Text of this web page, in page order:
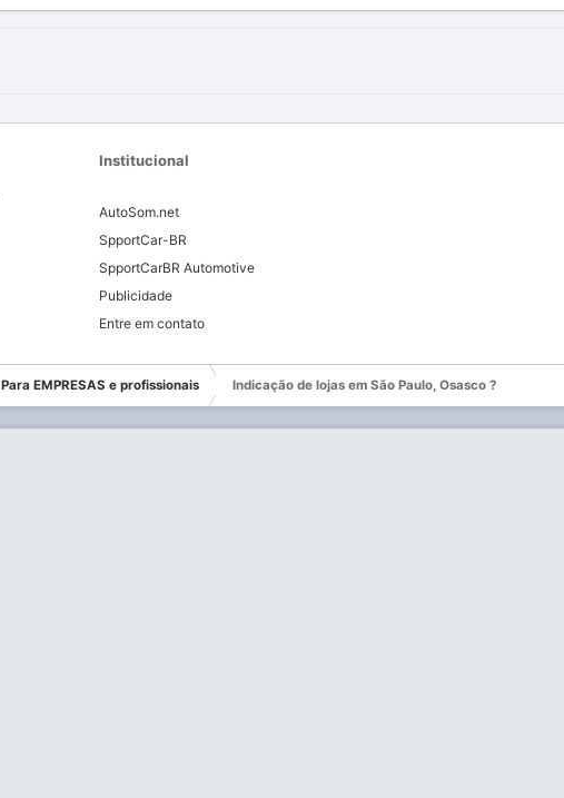
Institucional
AutoSom.net
SpportCar-BR
SpportCarBR Automotive
Publicidade
Entre em contato
Para EMPRESAS e profissionais Indicação de lojas em São Paulo, Osasco ?